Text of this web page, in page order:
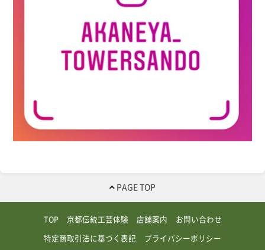
PAGE TOP
TOP 京都伝統工芸体験 店舗案内 お問い合わせ
特定商取引法に基づく表記 プライバシーポリシー